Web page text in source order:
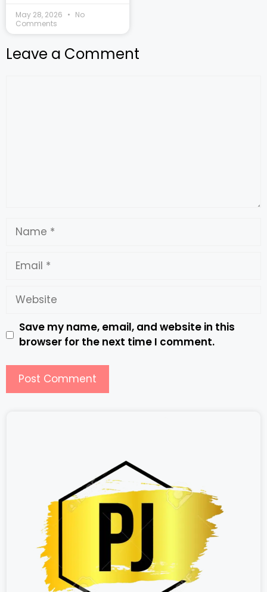
May 28, 2026
No
Comments
Leave a Comment
Save my name, email, and website in this
browser for the next time I comment.